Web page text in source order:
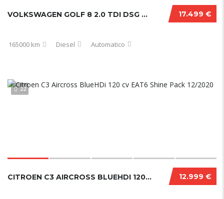
17.499 €
VOLKSWAGEN GOLF 8 2.0 TDI DSG STYLE 10/2022
165000 km Diesel Automatico
22
12.999 €
CITROEN C3 AIRCROSS BLUEHDI 120 CV EAT6 SHINE PACK 12/2020